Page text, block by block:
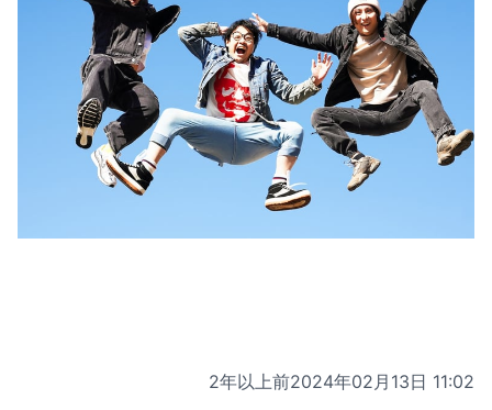
2年以上前2024年02月13日 11:02